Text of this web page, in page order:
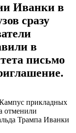
Иванки в
сразу
в
письмо
прикладных
отменили
Трампа Иванки